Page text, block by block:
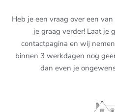
Heb je een vraag over een
je graag verder! Laat je
contactpagina en wij
binnen 3 werkdagen nog
dan even je